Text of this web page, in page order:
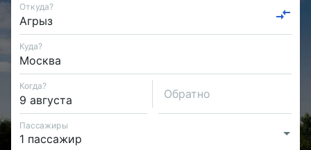
Откуда?
Куда?
Когда?
Обратно
Пассажиры